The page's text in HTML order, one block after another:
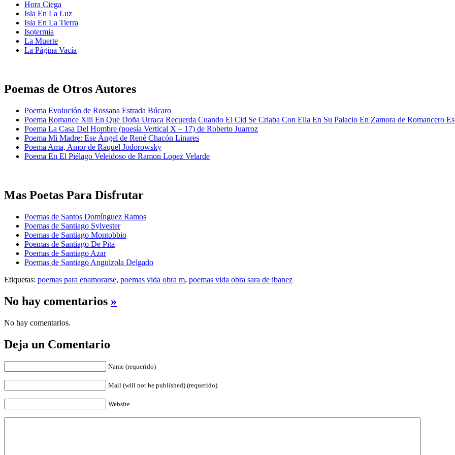
Hora Ciega
Isla En La Luz
Isla En La Tierra
Isotermia
La Muerte
La Página Vacía
Poemas de Otros Autores
Poema Evolución de Rossana Estrada Búcaro
Poema Romance Xiii En Que Doña Urraca Recuerda Cuando El Cid Se Criaba Con Ella En Su Palacio En Zamora de Romancero
Poema La Casa Del Hombre (poesía Vertical X – 17) de Roberto Juarroz
Poema Mi Madre: Ese Ángel de René Chacón Linares
Poema Ama, Amor de Raquel Jodorowsky
Poema En El Piélago Veleidoso de Ramon Lopez Velarde
Mas Poetas Para Disfrutar
Poemas de Santos Domínguez Ramos
Poemas de Santiago Sylvester
Poemas de Santiago Montobbio
Poemas de Santiago De Pita
Poemas de Santiago Azar
Poemas de Santiago Anguizola Delgado
Etiquetas: poemas para enamorarse, poemas vida obra m, poemas vida obra sara de ibanez
No hay comentarios »
No hay comentarios.
Deja un Comentario
Name (requerido)
Mail (will not be published) (requerido)
Website